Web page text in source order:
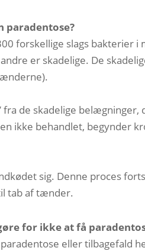
paradentose?
forskellige slags bakterier i
er skadelige. De
fra de skadelige
ikke behandlet, begynder
sig. Denne proces
tab af tænder.
for ikke at få
eller tilbagefald